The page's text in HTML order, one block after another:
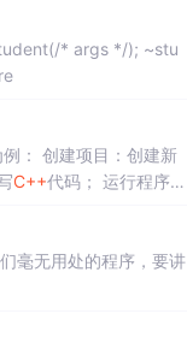
dent(); }; student::student(/* args */){} student::~student(){} double student::getDoubleAge(double age) { re
： 创建项目：创建新
C++代码； 运行程序：
毫无用处的程序，要讲